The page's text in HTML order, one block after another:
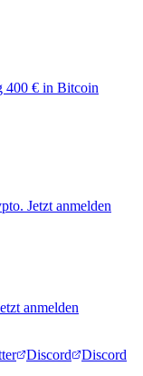
400 € in Bitcoin
Jetzt anmelden
anmelden
Discord Discord